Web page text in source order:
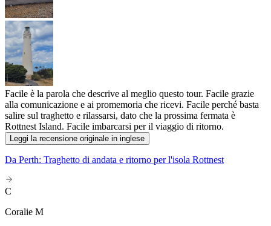
Facile è la parola che descrive al meglio questo tour. Facile grazie
alla comunicazione e ai promemoria che ricevi. Facile perché basta
salire sul traghetto e rilassarsi, dato che la prossima fermata è
Rottnest Island. Facile imbarcarsi per il viaggio di ritorno.
Leggi la recensione originale in inglese
Da Perth: Traghetto di andata e ritorno per l'isola Rottnest
C
Coralie M